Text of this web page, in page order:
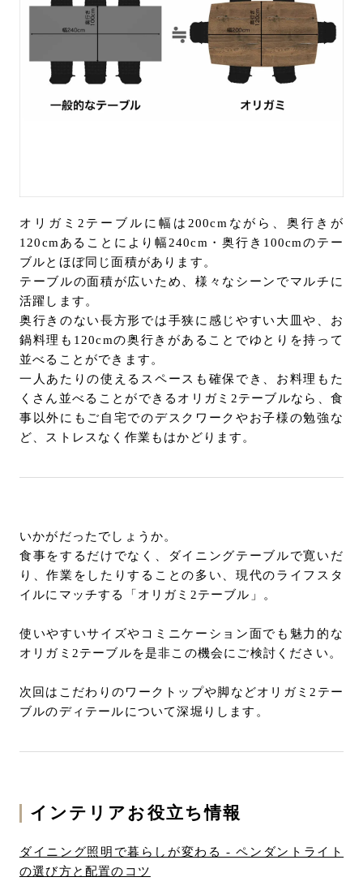
オリガミ2テーブルに幅は200cmながら、奥行きが
120cmあることにより幅240cm・奥行き100cmのテー
ブルとほぼ同じ面積があります。
テーブルの面積が広いため、様々なシーンでマルチに
活躍します。
奥行きのない長方形では手狭に感じやすい大皿や、お
鍋料理も120cmの奥行きがあることでゆとりを持って
並べることができます。
一人あたりの使えるスペースも確保でき、お料理もた
くさん並べることができるオリガミ2テーブルなら、食
事以外にもご自宅でのデスクワークやお子様の勉強な
ど、ストレスなく作業もはかどります。
いかがだったでしょうか。
食事をするだけでなく、ダイニングテーブルで寛いだ
り、作業をしたりすることの多い、現代のライフスタ
イルにマッチする「オリガミ2テーブル」。
使いやすいサイズやコミニケーション面でも魅力的な
オリガミ2テーブルを是非この機会にご検討ください。
次回はこだわりのワークトップや脚などオリガミ2テー
ブルのディテールについて深堀りします。
インテリアお役立ち情報
ダイニング照明で暮らしが変わる - ペンダントライト
の選び方と配置のコツ